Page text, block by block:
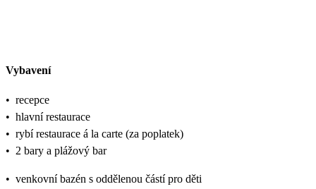
Vybavení
• recepce
• hlavní restaurace
• rybí restaurace á la carte (za poplatek)
• 2 bary a plážový bar
• venkovní bazén s oddělenou částí pro děti